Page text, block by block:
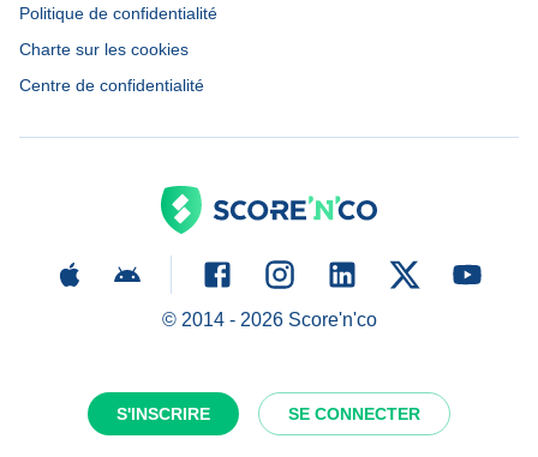
S'INSCRIRE SE CONNECTER
Politique de confidentialité
Charte sur les cookies
Centre de confidentialité
© 2014 - 2026Score'n'co